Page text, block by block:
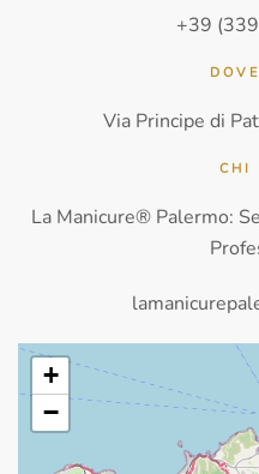
+39
Via Principe di
CHI
La Manicure® Palermo:
+
−